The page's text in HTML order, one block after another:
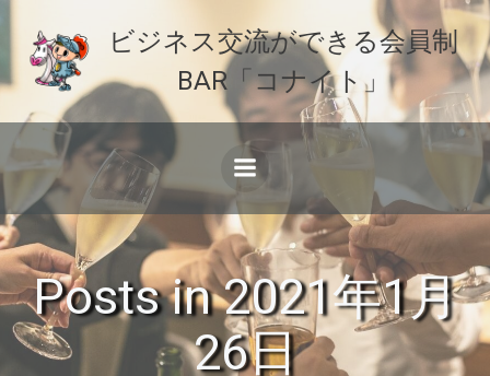
ン
テ
ン
ツ
へ
ス
ッ
プ
ビジネス交流ができる会員制
BAR「コナイト」
Posts in 2021年1月
26日